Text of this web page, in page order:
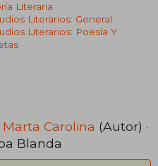
Literaria
Literarios: General
Literarios: Poesía Y
Carolina (Autor) ·
Blanda